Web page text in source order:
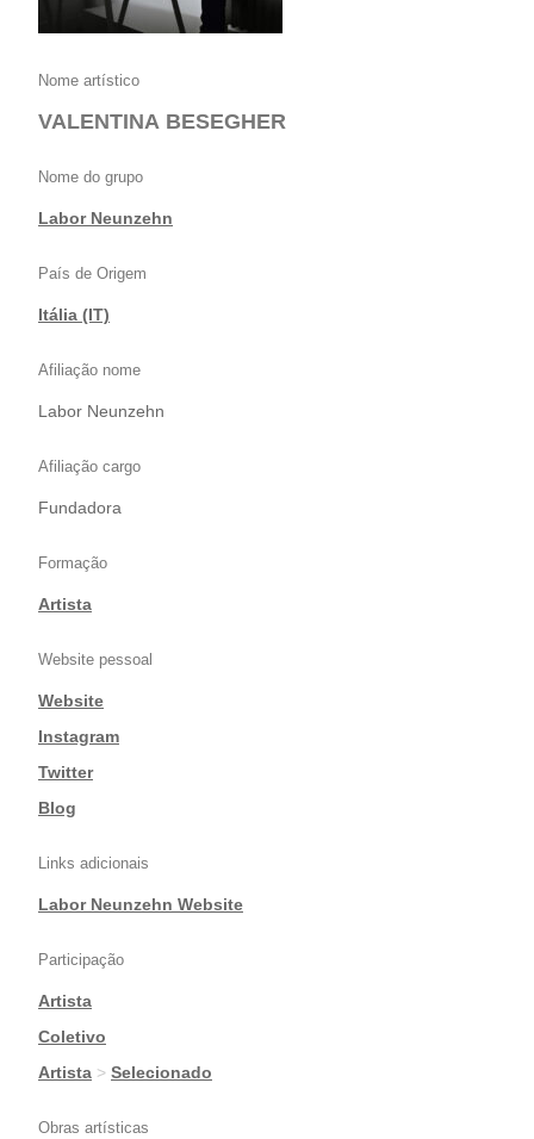
Nome artístico
VALENTINA BESEGHER
Nome do grupo
Labor Neunzehn
País de Origem
Itália (IT)
Afiliação nome
Labor Neunzehn
Afiliação cargo
Fundadora
Formação
Artista
Website pessoal
Website
|Instagram
|Twitter
|Blog
Links adicionais
Labor Neunzehn Website
Participação
Artista
|Coletivo
|Artista > Selecionado
Obras artísticas